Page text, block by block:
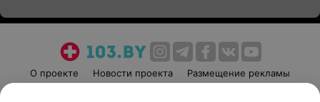
О проекте Новости проекта
Размещение рекламы